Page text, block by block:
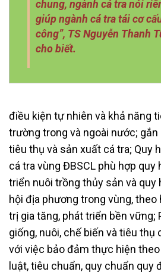
chung, ngành cá tra nói
giúp ngành cá tra tái cơ
công”, TS Nguyễn Thanh
cho biết.
điều kiện tự nhiên và khả năng
trường trong và ngoài nước;
tiêu thụ và sản xuất cá tra; Quy
cá tra vùng ĐBSCL phù hợp
triển nuôi trồng thủy sản và quy
hội địa phương trong vùng, theo
trị gia tăng, phát triển bền vững;
giống, nuôi, chế biến và tiêu thụ
với việc bảo đảm thực hiện
luật, tiêu chuẩn, quy chuẩn quy